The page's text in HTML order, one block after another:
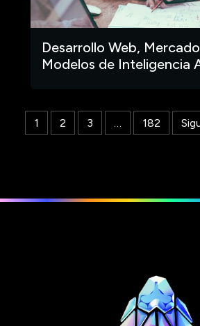
Desarrollo Web,
Modelos de Inteligencia
1 2 3 … 182